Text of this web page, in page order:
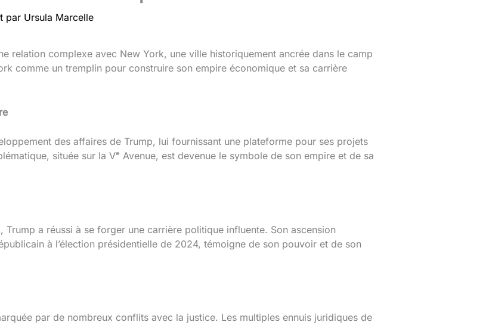
par Ursula Marcelle
relation complexe avec New York, une ville historiquement ancrée dans le camp
comme un tremplin pour construire son empire économique et sa carrière
des affaires de Trump, lui fournissant une plateforme pour ses projets
située sur la Vᵉ Avenue, est devenue le symbole de son empire et de sa
Trump a réussi à se forger une carrière politique influente. Son ascension
à l’élection présidentielle de 2024, témoigne de son pouvoir et de son
par de nombreux conflits avec la justice. Les multiples ennuis juridiques de